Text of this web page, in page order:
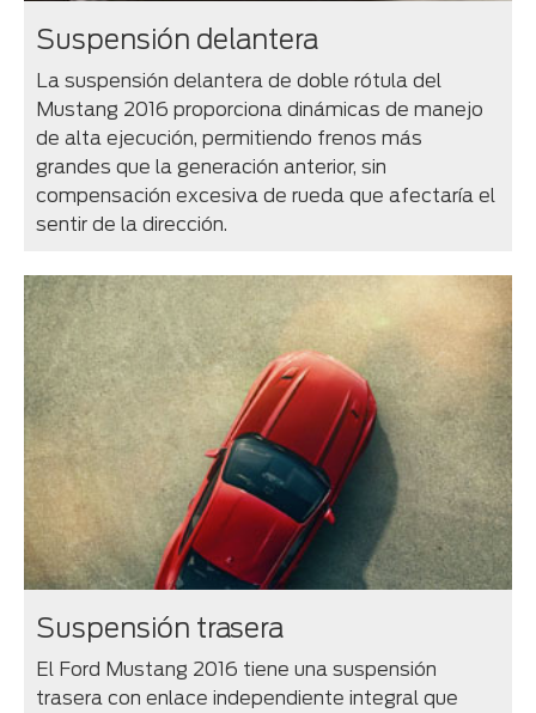
Suspensión delantera
La suspensión delantera de doble rótula del
Mustang 2016 proporciona dinámicas de manejo
de alta ejecución, permitiendo frenos más
grandes que la generación anterior, sin
compensación excesiva de rueda que afectaría el
sentir de la dirección.
Suspensión trasera
El Ford Mustang 2016 tiene una suspensión
trasera con enlace independiente integral que